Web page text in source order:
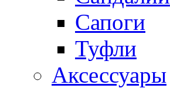
Сапоги
Туфли
Аксессуары